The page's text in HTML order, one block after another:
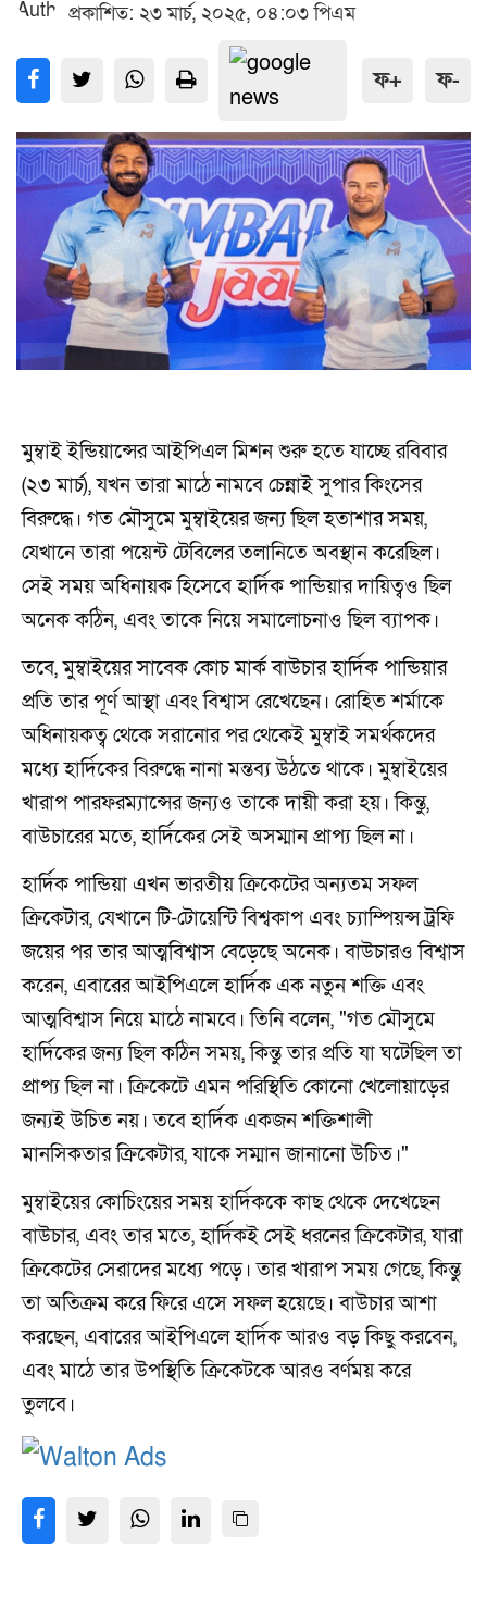
প্রকাশিত: ২৩ মার্চ, ২০২৫, ০৪:০৩ পিএম
ফ+ ফ-
মুম্বাই ইন্ডিয়ান্সের আইপিএল মিশন শুরু হতে যাচ্ছে রবিবার
(২৩ মার্চ), যখন তারা মাঠে নামবে চেন্নাই সুপার কিংসের
বিরুদ্ধে। গত মৌসুমে মুম্বাইয়ের জন্য ছিল হতাশার সময়,
যেখানে তারা পয়েন্ট টেবিলের তলানিতে অবস্থান করেছিল।
সেই সময় অধিনায়ক হিসেবে হার্দিক পান্ডিয়ার দায়িত্বও ছিল
অনেক কঠিন, এবং তাকে নিয়ে সমালোচনাও ছিল ব্যাপক।
তবে, মুম্বাইয়ের সাবেক কোচ মার্ক বাউচার হার্দিক পান্ডিয়ার
প্রতি তার পূর্ণ আস্থা এবং বিশ্বাস রেখেছেন। রোহিত শর্মাকে
অধিনায়কত্ব থেকে সরানোর পর থেকেই মুম্বাই সমর্থকদের
মধ্যে হার্দিকের বিরুদ্ধে নানা মন্তব্য উঠতে থাকে। মুম্বাইয়ের
খারাপ পারফরম্যান্সের জন্যও তাকে দায়ী করা হয়। কিন্তু,
বাউচারের মতে, হার্দিকের সেই অসম্মান প্রাপ্য ছিল না।
হার্দিক পান্ডিয়া এখন ভারতীয় ক্রিকেটের অন্যতম সফল
ক্রিকেটার, যেখানে টি-টোয়েন্টি বিশ্বকাপ এবং চ্যাম্পিয়ন্স ট্রফি
জয়ের পর তার আত্মবিশ্বাস বেড়েছে অনেক। বাউচারও বিশ্বাস
করেন, এবারের আইপিএলে হার্দিক এক নতুন শক্তি এবং
আত্মবিশ্বাস নিয়ে মাঠে নামবে। তিনি বলেন, "গত মৌসুমে
হার্দিকের জন্য ছিল কঠিন সময়, কিন্তু তার প্রতি যা ঘটেছিল তা
প্রাপ্য ছিল না। ক্রিকেটে এমন পরিস্থিতি কোনো খেলোয়াড়ের
জন্যই উচিত নয়। তবে হার্দিক একজন শক্তিশালী
মানসিকতার ক্রিকেটার, যাকে সম্মান জানানো উচিত।"
মুম্বাইয়ের কোচিংয়ের সময় হার্দিককে কাছ থেকে দেখেছেন
বাউচার, এবং তার মতে, হার্দিকই সেই ধরনের ক্রিকেটার, যারা
ক্রিকেটের সেরাদের মধ্যে পড়ে। তার খারাপ সময় গেছে, কিন্তু
তা অতিক্রম করে ফিরে এসে সফল হয়েছে। বাউচার আশা
করছেন, এবারের আইপিএলে হার্দিক আরও বড় কিছু করবেন,
এবং মাঠে তার উপস্থিতি ক্রিকেটকে আরও বর্ণময় করে
তুলবে।